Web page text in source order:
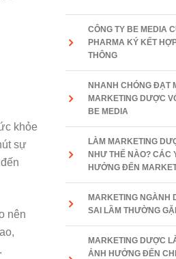
khỏe
sự
nên
CÔNG TY BE MEDIA
PHARMA KÝ KẾT
THÔNG
NHANH CHÓNG ĐẠT
MARKETING DƯỢC
BE MEDIA
LÀM MARKETING
NHƯ THẾ NÀO? CÁC
HƯỞNG ĐẾN
MARKETING NGÀNH
SAI LẦM THƯỜNG
MARKETING DƯỢC
ẢNH HƯỞNG ĐẾN